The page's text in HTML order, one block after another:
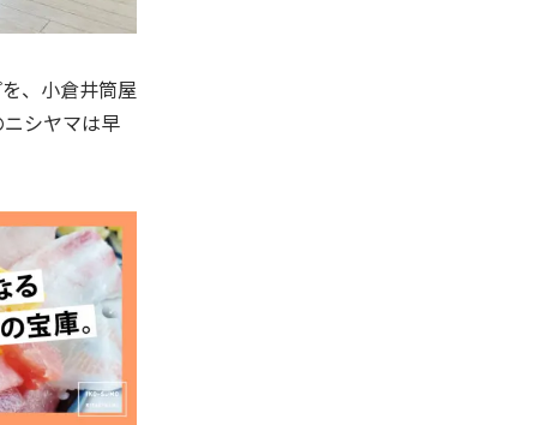
、小倉井筒屋
シヤマは早